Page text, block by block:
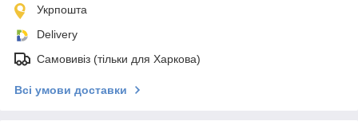
Укрпошта
Delivery
Самовивіз (тільки для Харкова)
Всі умови доставки